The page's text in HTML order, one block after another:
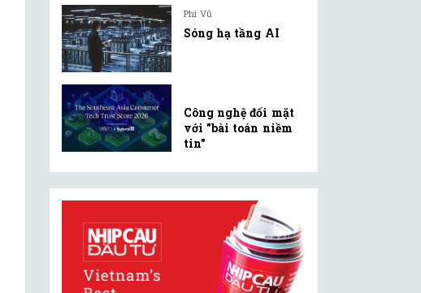
Phi Vũ
Sóng hạ tầng AI
Công nghệ đối mặt
với "bài toán niềm
tin"